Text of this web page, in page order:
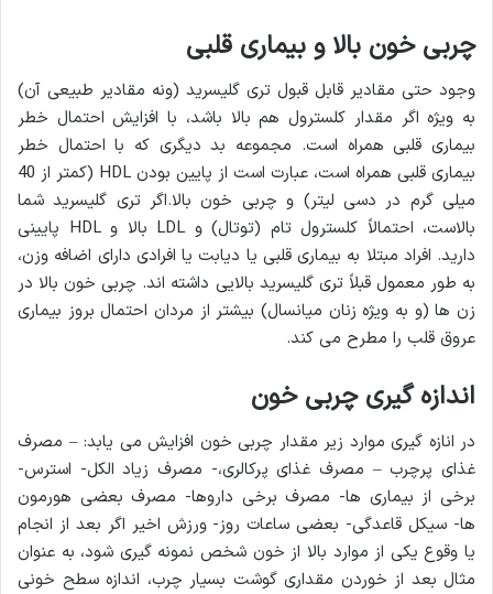
چربی خون بالا و بیماری قلبی
وجود حتی مقادیر قابل قبول تری گلیسرید (ونه مقادیر طبیعی آن)
به ویژه اگر مقدار کلسترول هم بالا باشد، با افزایش احتمال خطر
بیماری قلبی همراه است. مجموعه بد دیگری که با احتمال خطر
بیماری قلبی همراه است، عبارت است از پایین بودن HDL (کمتر از 40
میلی گرم در دسی لیتر) و چربی خون بالا.اگر تری گلیسرید شما
بالاست، احتمالاً کلسترول تام (توتال) و LDL بالا و HDL پایینی
دارید. افراد مبتلا به بیماری قلبی یا دیابت یا افرادی دارای اضافه وزن،
به طور معمول قبلاً تری گلیسرید بالایی داشته اند. چربی خون بالا در
زن ها (و به ویژه زنان میانسال) بیشتر از مردان احتمال بروز بیماری
عروق قلب را مطرح می کند.
اندازه گیری چربی خون
در انازه گیری موارد زیر مقدار چربی خون افزایش می یابد: – مصرف
غذای پرچرب – مصرف غذای پرکالری،- مصرف زیاد الکل- استرس-
برخی از بیماری ها- مصرف برخی داروها- مصرف بعضی هورمون
ها- سیکل قاعدگی- بعضی ساعات روز- ورزش اخیر اگر بعد از انجام
یا وقوع یکی از موارد بالا از خون شخص نمونه گیری شود، به عنوان
مثال بعد از خوردن مقداری گوشت بسیار چرب، اندازه سطح خونی